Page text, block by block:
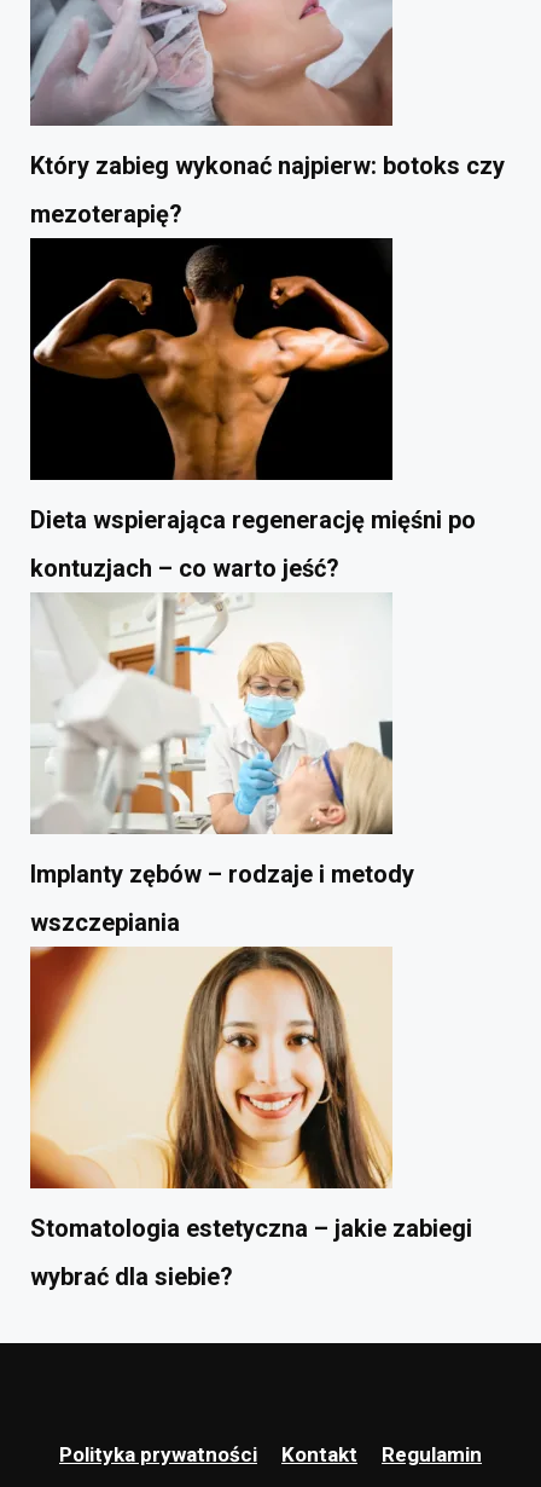
Który zabieg wykonać najpierw: botoks czy
mezoterapię?
Dieta wspierająca regenerację mięśni po
kontuzjach – co warto jeść?
Implanty zębów – rodzaje i metody
wszczepiania
Stomatologia estetyczna – jakie zabiegi
wybrać dla siebie?
Polityka prywatności Kontakt Regulamin